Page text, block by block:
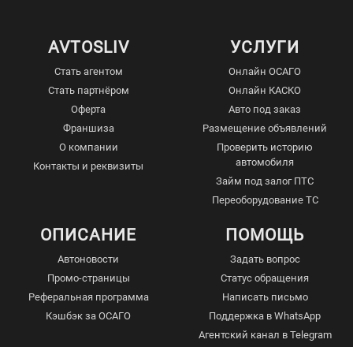
AVTOSLIV
Стать агентом
Стать партнёром
Оферта
Франшиза
О компании
Контакты и реквизиты
УСЛУГИ
Онлайн ОСАГО
Онлайн КАСКО
Авто под заказ
Размещение объявлений
Проверить историю
автомобиля
Займ под залог ПТС
Переоборудование ТС
ОПИСАНИЕ
Автоновости
Промо-страницы
Реферальная программа
Кэшбэк за ОСАГО
ПОМОЩЬ
Задать вопрос
Статус обращения
Написать письмо
Поддержка в WhatsApp
Агентский канал в Telegram